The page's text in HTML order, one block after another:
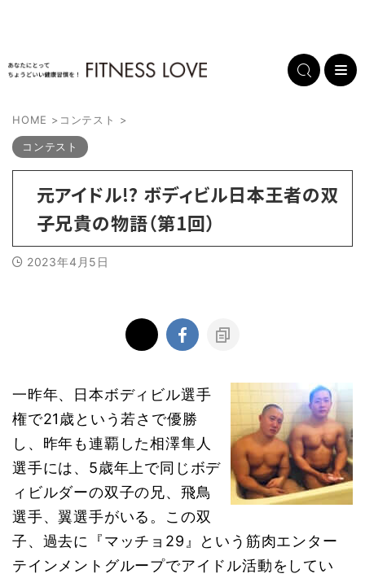
HOME > コンテスト >
コンテスト
元アイドル!? ボディビル日本王者の双
子兄貴の物語（第1回）
2023年4月5日
一昨年、日本ボディビル選手
権で21歳という若さで優勝
し、昨年も連覇した相澤隼人
選手には、5歳年上で同じボデ
ィビルダーの双子の兄、飛鳥
選手、翼選手がいる。この双
子、過去に『マッチョ29』という筋肉エンター
テインメントグループでアイドル活動をしてい